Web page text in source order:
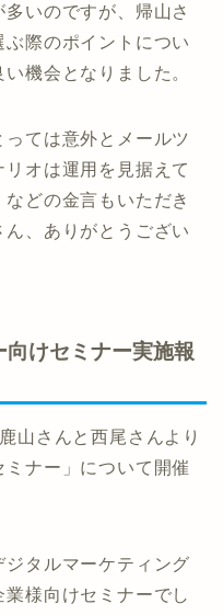
いのですが、帰山さ
際のポイントについ
機会となりました。
っては意外とメールツ
オは運用を見据えて
どの金言もいただき
、ありがとうござい
けセミナー実施報
山さんと西尾さんより
ミナー」について開催
タルマーケティング
様向けセミナーでし